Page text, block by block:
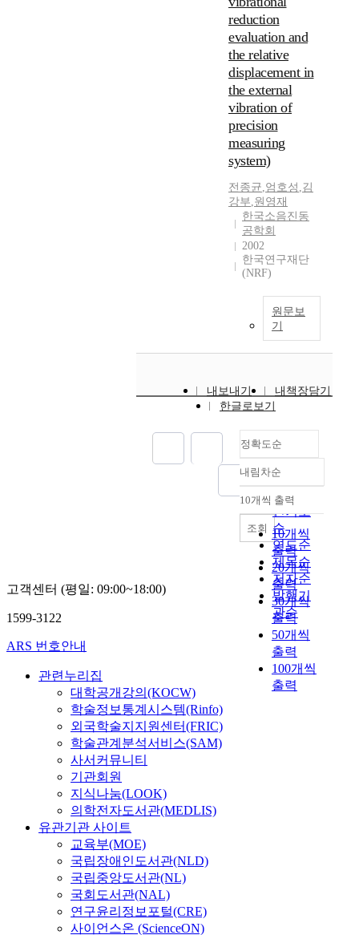
reduction
evaluation and
the relative
displacement in
the external
vibration of
precision
measuring
system)
전종균,엄호성 ,김
강부,원영재
한국소음진동
공학회
2002
한국연구재단
(NRF)
원문보
기
내보내기
내책장담기
한글로보기
정확도순
정확도
순
인기도
순
연도순
제목순
저자순
발행기
관순
내림차순
내림차순
10개씩 출력
10개씩
출력
20개씩
출력
30개씩
출력
50개씩
출력
100개씩
출력
조회
고객센터 (평일: 09:00~18:00)
1599-3122
ARS 번호안내
관련누리집
대학공개강의(KOCW)
학술정보통계시스템(Rinfo)
외국학술지지원센터(FRIC)
학술관계분석서비스(SAM)
사서커뮤니티
기관회원
지식나눔(LOOK)
의학전자도서관(MEDLIS)
유관기관 사이트
교육부(MOE)
국립장애인도서관(NLD)
국립중앙도서관(NL)
국회도서관(NAL)
연구윤리정보포털(CRE)
사이언스온 (ScienceON)